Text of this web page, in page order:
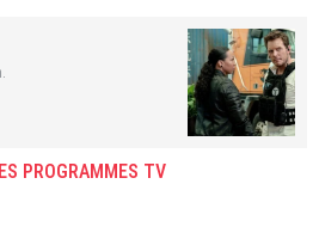
PROGRAMMES TV